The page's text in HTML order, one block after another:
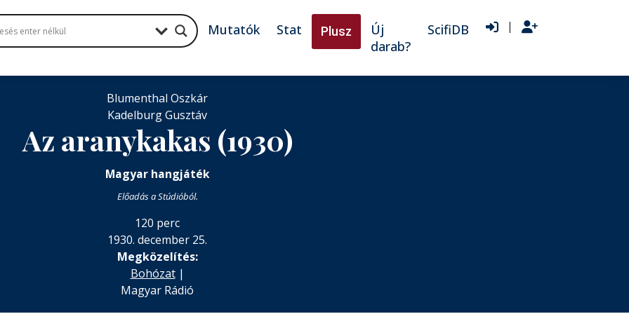
Mutatók Stat Plusz
Új
darab?
ScifiDB |
Blumenthal Oszkár
Kadelburg Gusztáv
Az aranykakas (1930)
Magyar hangjáték
Előadás a Stúdióból.
120 perc
1930. december 25.
Megközelítés:
Bohózat|
Magyar Rádió